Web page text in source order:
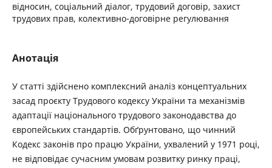
відносин, соціальний діалог, трудовий договір, захист
трудових прав, колективно-договірне регулювання
Анотація
У статті здійснено комплексний аналіз концептуальних
засад проєкту Трудового кодексу України та механізмів
адаптації національного трудового законодавства до
європейських стандартів. Обґрунтовано, що чинний
Кодекс законів про працю України, ухвалений у 1971 році,
не відповідає сучасним умовам розвитку ринку праці,